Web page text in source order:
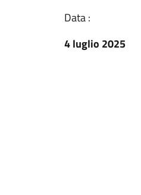
Data :
4 luglio 2025